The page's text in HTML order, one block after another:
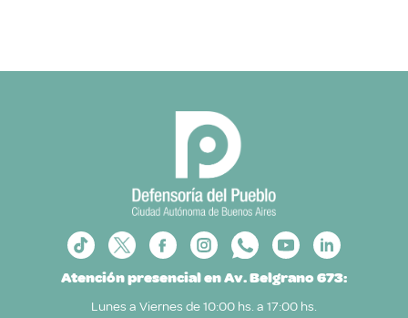
Atención presencial en Av. Belgrano 673:
Lunes a Viernes de 10:00 hs. a 17:00 hs.